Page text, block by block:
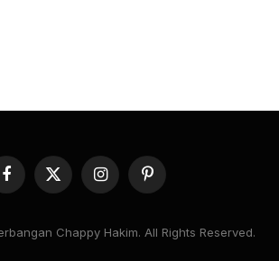
Facebook
X
(Twitter)
InstagramPinterest
Chappy Hakim. All Rights Reserved.